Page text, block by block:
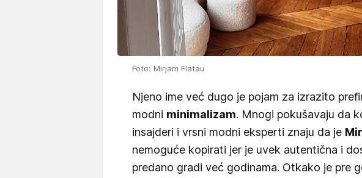
Foto: Mirjam Flatau
Njeno ime već dugo je pojam za izrazito
modni minimalizam. Mnogi pokušavaju da
insajderi i vrsni modni eksperti znaju da je
nemoguće kopirati jer je uvek autentična i
predano gradi već godinama. Otkako je pre